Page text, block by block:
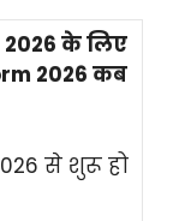
2026 के लिए
2026 कब
से शुरू हो